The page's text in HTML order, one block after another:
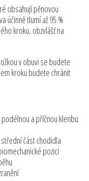
obsahují pěnovou
účinně tlumí až 95 %
kroku, obzvlášť na
v obuvi se budete
kroku budete chránit
a příčnou klenbu
část chodidla
pozici